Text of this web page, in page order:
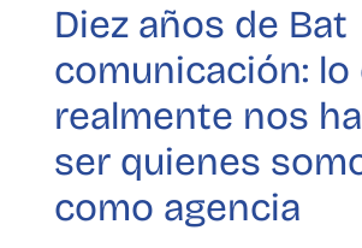
Diez años de Bat
comunicación: lo
realmente nos
ser quienes
como agencia